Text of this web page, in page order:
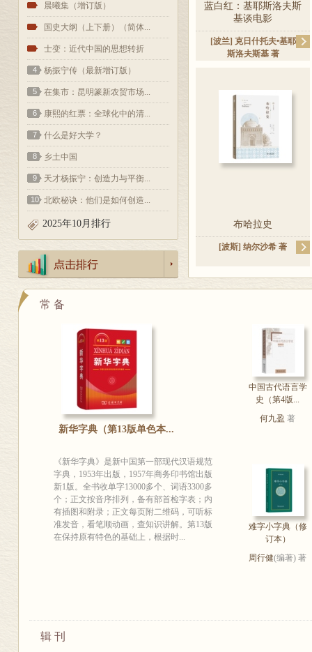
1 晨曦集（增订版）
2 国史大纲（上下册）（简体...
3 士变：近代中国的思想转折
4 杨振宁传（最新增订版）
5 在集市：昆明篆新农贸市场...
6 康熙的红票：全球化中的清...
7 什么是好大学？
8 乡土中国
9 天才杨振宁：创造力与平衡...
10 北欧秘诀：他们是如何创造...
2025年10月排行
蓝白红：基耶斯洛夫斯
基谈电影
[波兰] 克日什托夫•基耶
斯洛夫斯基著
布哈拉史
[波斯] 纳尔沙希 著
常 备
新华字典（第13版单色本...
《新华字典》是新中国第一部现代汉语规范
字典，1953年出版，1957年商务印书馆出版
新1版。全书收单字13000多个、词语3300多
个；正文按音序排列，备有部首检字表；内
有插图和附录；正文每页附二维码，可听标
准发音，看笔顺动画，查知识讲解。第13版
在保持原有特色的基础上，根据时...
中国古代语言学
史（第4版...
何九盈 著
难字小字典（修
订本）
周行健(编著) 著
辑 刊